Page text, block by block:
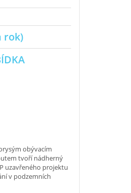
rok)
obývacím
tvoří nádherný
uzavřeného projektu
v podzemních